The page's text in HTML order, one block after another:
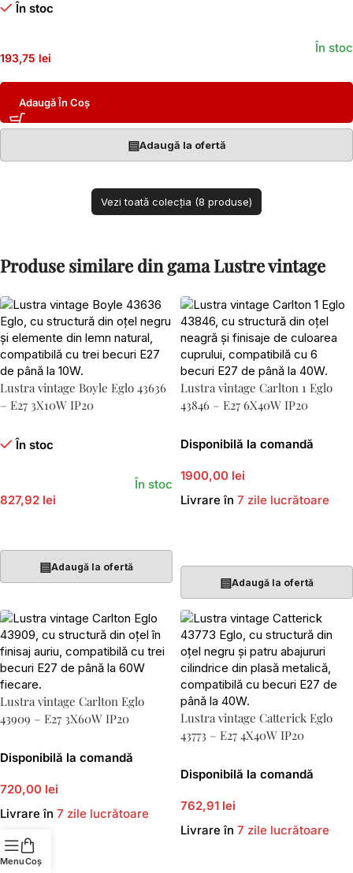
În stoc
193,75 lei
În stoc
Adaugă În Coș
▤Adaugă la ofertă
Vezi toată colecția (8 produse)
Produse similare din gama Lustre vintage
Lustra vintage Boyle Eglo 43636
– E27 3X10W IP20
În stoc
827,92 lei
În stoc
▤Adaugă la ofertă
Lustra vintage Carlton 1 Eglo
43846 – E27 6X40W IP20
Disponibilă la comandă
1900,00 lei
Livrare în 7 zile lucrătoare
▤Adaugă la ofertă
Lustra vintage Carlton Eglo
43909 – E27 3X60W IP20
Disponibilă la comandă
720,00 lei
Livrare în 7 zile lucrătoare
Adaugă În Coș
Lustra vintage Catterick Eglo
43773 – E27 4X40W IP20
Disponibilă la comandă
762,91 lei
Livrare în 7 zile lucrătoare
MenuCoș